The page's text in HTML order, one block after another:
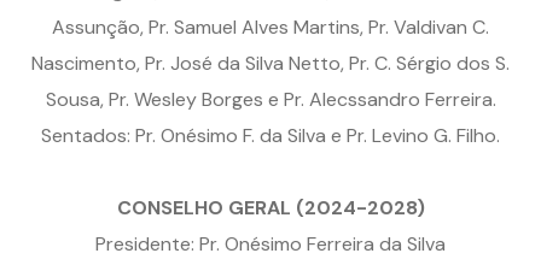
Assunção, Pr. Samuel Alves Martins, Pr. Valdivan C.
Nascimento, Pr. José da Silva Netto, Pr. C. Sérgio dos S.
Sousa, Pr. Wesley Borges e Pr. Alecssandro Ferreira.
Sentados: Pr. Onésimo F. da Silva e Pr. Levino G. Filho.
CONSELHO GERAL (2024-2028)
Presidente: Pr. Onésimo Ferreira da Silva